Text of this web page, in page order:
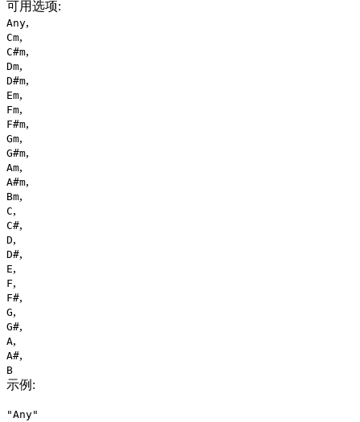
可用选项:
Any,
Cm,
C#m,
Dm,
D#m,
Em,
Fm,
F#m,
Gm,
G#m,
Am,
A#m,
Bm,
C,
C#,
D,
D#,
E,
F,
F#,
G,
G#,
A,
A#,
B
示例 :
"Any"